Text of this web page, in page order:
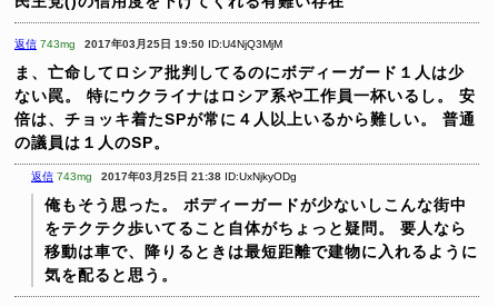
返信 743mg 2017年03月25日 19:50 ID:U4NjQ3MjM
ま、亡命してロシア批判してるのにボディーガード１人は少
ない罠。
特にウクライナはロシア系や工作員一杯いるし。
安
倍は、チョッキ着たSPが常に４人以上いるから難しい。
普通
の議員は１人のSP。
返信 743mg 2017年03月25日 21:38 ID:UxNjkyODg
俺もそう思った。
ボディーガードが少ないしこんな街中
をテクテク歩いてること自体がちょっと疑問。
要人なら
移動は車で、降りるときは最短距離で建物に入れるように
気を配ると思う。